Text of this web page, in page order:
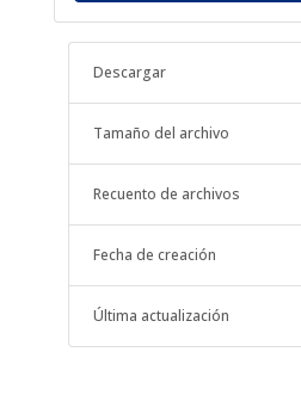
Descargar
Tamaño del archivo
Recuento de archivos
Fecha de creación
Última actualización